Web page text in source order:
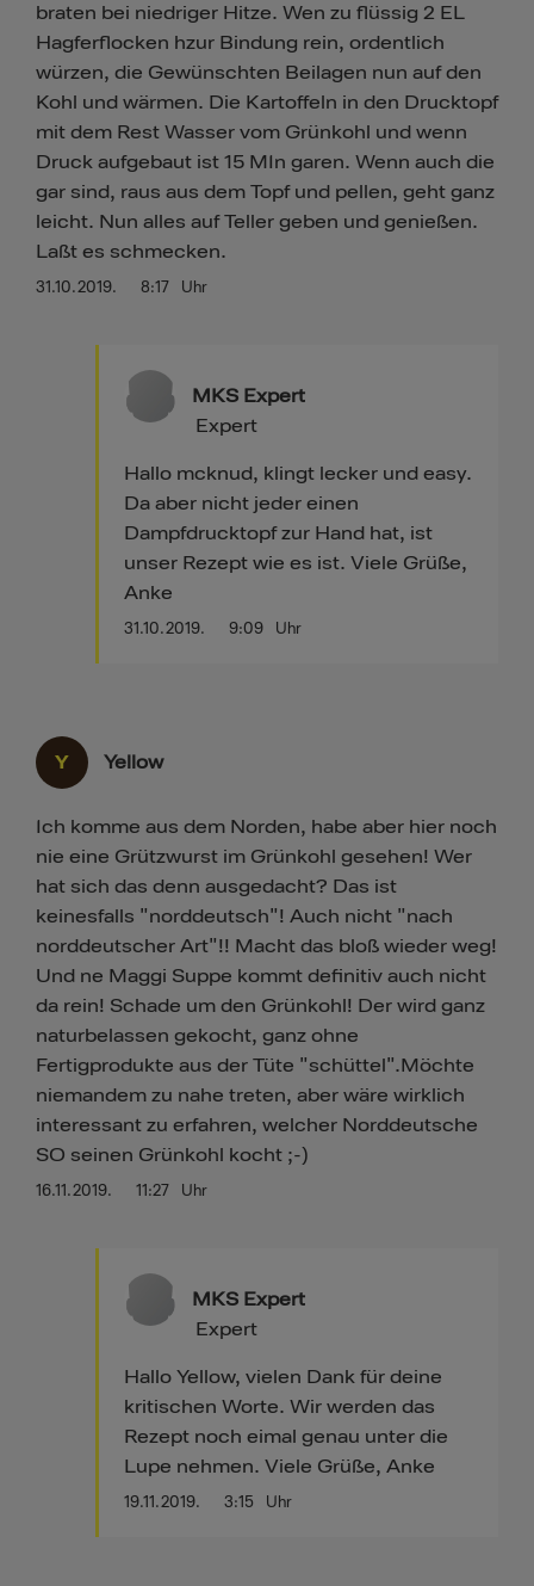
31.10.2019. 8:17 Uhr
braten bei niedriger Hitze. Wen zu flüssig 2 EL
Hagferflocken hzur Bindung rein, ordentlich
würzen, die Gewünschten Beilagen nun auf den
Kohl und wärmen. Die Kartoffeln in den Drucktopf
mit dem Rest Wasser vom Grünkohl und wenn
Druck aufgebaut ist 15 MIn garen. Wenn auch die
gar sind, raus aus dem Topf und pellen, geht ganz
leicht. Nun alles auf Teller geben und genießen.
Laßt es schmecken.
MKS Expert
31.10.2019. 9:09 Uhr
Expert
Hallo mcknud, klingt lecker und easy.
Da aber nicht jeder einen
Dampfdrucktopf zur Hand hat, ist
unser Rezept wie es ist. Viele Grüße,
Anke
Y Yellow
16.11.2019. 11:27 Uhr
Ich komme aus dem Norden, habe aber hier noch
nie eine Grützwurst im Grünkohl gesehen! Wer
hat sich das denn ausgedacht? Das ist
keinesfalls "norddeutsch"! Auch nicht "nach
norddeutscher Art"!! Macht das bloß wieder weg!
Und ne Maggi Suppe kommt definitiv auch nicht
da rein! Schade um den Grünkohl! Der wird ganz
naturbelassen gekocht, ganz ohne
Fertigprodukte aus der Tüte "schüttel".Möchte
niemandem zu nahe treten, aber wäre wirklich
interessant zu erfahren, welcher Norddeutsche
SO seinen Grünkohl kocht ;-)
MKS Expert
19.11.2019. 3:15 Uhr
Expert
Hallo Yellow, vielen Dank für deine
kritischen Worte. Wir werden das
Rezept noch eimal genau unter die
Lupe nehmen. Viele Grüße, Anke